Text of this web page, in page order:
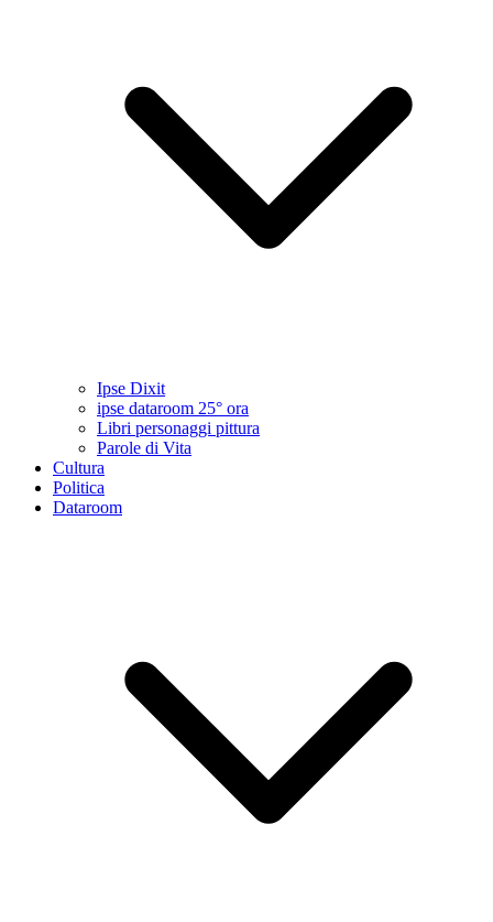
Ipse Dixit
ipse dataroom 25° ora
Libri personaggi pittura
Parole di Vita
Cultura
Politica
Dataroom